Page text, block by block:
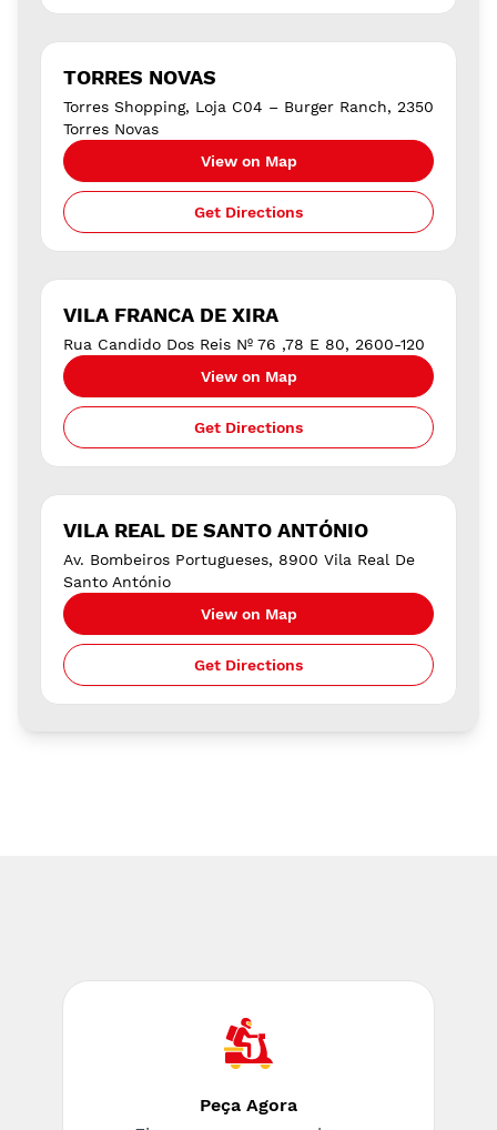
TORRES NOVAS
Torres Shopping, Loja C04 – Burger Ranch, 2350
Torres Novas
View on Map
Get Directions
VILA FRANCA DE XIRA
Rua Candido Dos Reis Nº 76 ,78 E 80, 2600-120
View on Map
Get Directions
VILA REAL DE SANTO ANTÓNIO
Av. Bombeiros Portugueses, 8900 Vila Real De
Santo António
View on Map
Get Directions
Peça Agora